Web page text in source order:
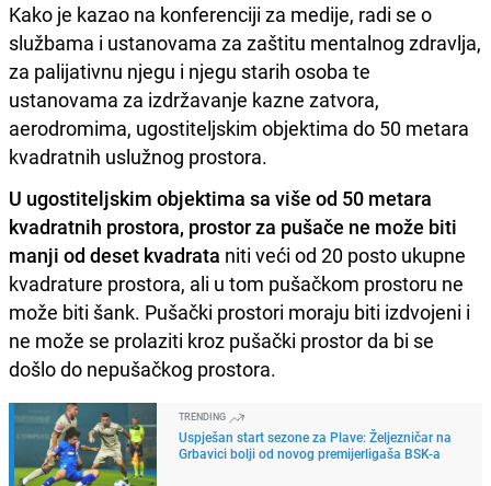
Kako je kazao na konferenciji za medije, radi se o
službama i ustanovama za zaštitu mentalnog zdravlja,
za palijativnu njegu i njegu starih osoba te
ustanovama za izdržavanje kazne zatvora,
aerodromima, ugostiteljskim objektima do 50 metara
kvadratnih uslužnog prostora.
U ugostiteljskim objektima sa više od 50 metara
kvadratnih prostora, prostor za pušače ne može biti
manji od deset kvadrata niti veći od 20 posto ukupne
kvadrature prostora, ali u tom pušačkom prostoru ne
može biti šank. Pušački prostori moraju biti izdvojeni i
ne može se prolaziti kroz pušački prostor da bi se
došlo do nepušačkog prostora.
TRENDING
Uspješan start sezone za Plave: Željezničar na
Grbavici bolji od novog premijerligaša BSK-a